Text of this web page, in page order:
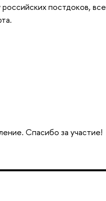
постдоков, все
Спасибо за участие!